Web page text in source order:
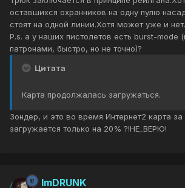
оставшихся охранников на одну пулю
стоят на одной линии.Хотя может уже и нет.
P.s. а у наших пистолетов есть burst-mode
патронами, быстро, но не точно)?
Цитата
Карта продолжалась загружаться.
Зондер, и это во время Интернет2 карта за
загружается только на 20% ?!НЕ_ВЕРЮ!
ImDRUNK